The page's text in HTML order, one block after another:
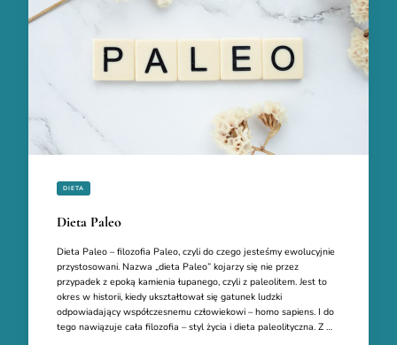
DIETA
Dieta Paleo
Dieta Paleo – filozofia Paleo, czyli do czego jesteśmy ewolucyjnie
przystosowani. Nazwa „dieta Paleo” kojarzy się nie przez
przypadek z epoką kamienia łupanego, czyli z paleolitem. Jest to
okres w historii, kiedy ukształtował się gatunek ludzki
odpowiadający współczesnemu człowiekowi – homo sapiens. I do
tego nawiązuje cała filozofia – styl życia i dieta paleolityczna. Z …